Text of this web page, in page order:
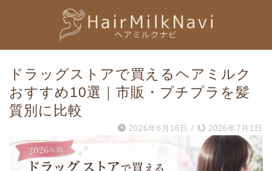
ドラッグストアで買えるヘアミルク
おすすめ10選｜市販・プチプラを髪
質別に比較
2026年6月16日 / 2026年7月1日